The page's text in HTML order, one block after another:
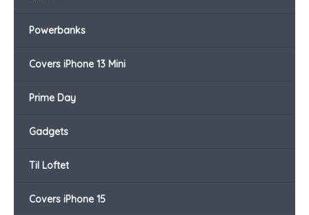
Powerbanks
Covers iPhone 13 Mini
Prime Day
Gadgets
Til Loftet
Covers iPhone 15